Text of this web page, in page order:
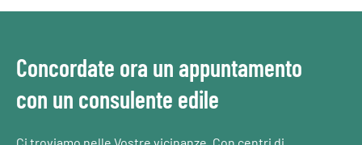
Concordate ora un appuntamento
con un consulente edile
Ci troviamo nelle Vostre vicinanze. Con centri di